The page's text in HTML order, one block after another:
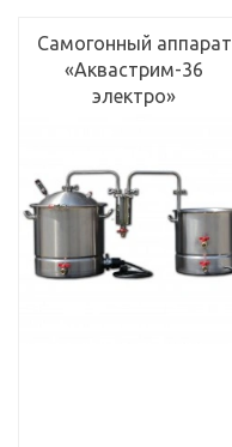
Самогонный аппарат
«Аквастрим-36
электро»